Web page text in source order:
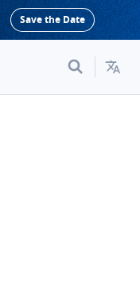
Save the Date